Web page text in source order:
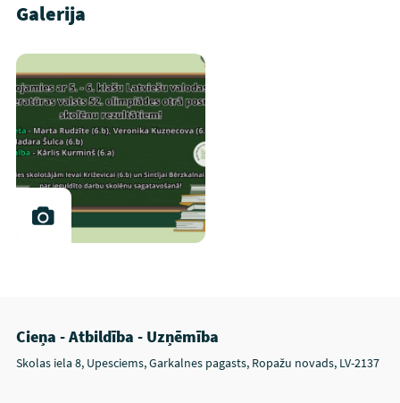
Galerija
Cieņa - Atbildība - Uzņēmība
Skolas iela 8, Upesciems, Garkalnes pagasts, Ropažu novads, LV-2137